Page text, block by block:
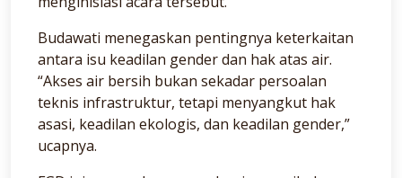
Budawati menegaskan pentingnya keterkaitan
antara isu keadilan gender dan hak atas air.
“Akses air bersih bukan sekadar persoalan
teknis infrastruktur, tetapi menyangkut hak
asasi, keadilan ekologis, dan keadilan gender,”
ucapnya.